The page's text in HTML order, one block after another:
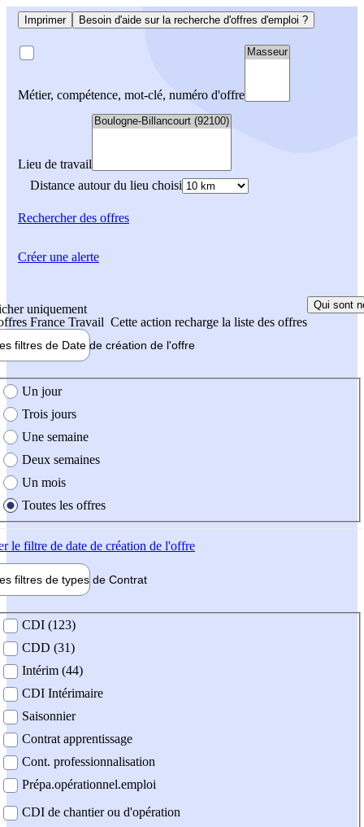
Imprimer Besoin d'aide sur la recherche d'offres d'emploi ?
Métier, compétence, mot-clé, numéro d'offre
Lieu de travail
Distance autour du lieu choisi
Rechercherdes offres
uniquement
France Travail Cette action recharge la liste des offres
Qui sont
filtres de Date de création de l'offre
création de l'offre
Un jour
Trois jours
Une semaine
Deux semaines
Un mois
Toutes les offres
le filtre de date de création de l'offre
filtres de types de Contrat
contrat
CDI (123)
CDD (31)
Intérim (44)
CDI Intérimaire
Saisonnier
Contrat apprentissage
Cont. professionnalisation
Prépa.opérationnel.emploi
CDI de chantier ou d'opération
Créer une alerte